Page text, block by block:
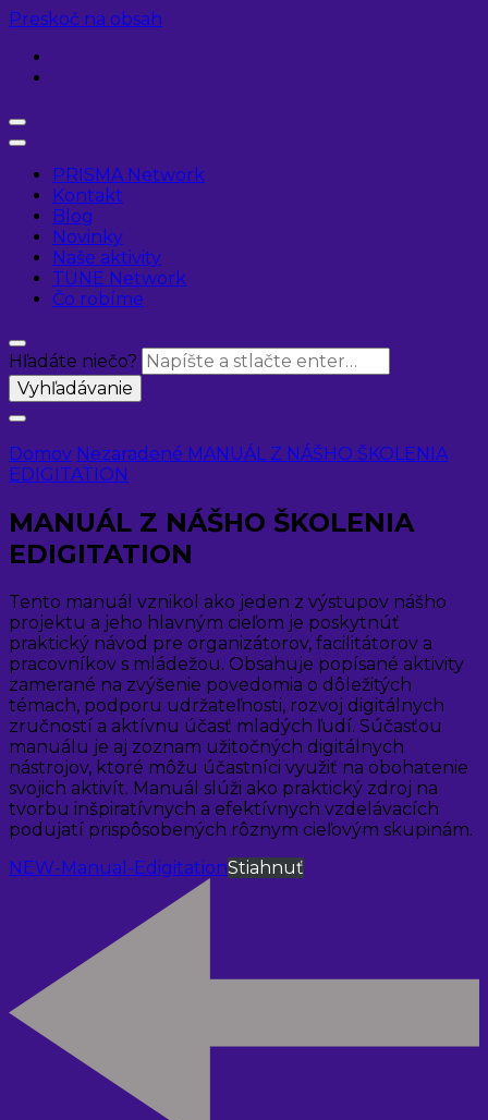
Preskoč na obsah
PRISMA Network
Kontakt
Blog
Novinky
Naše aktivity
TUNE Network
Čo robíme
Hľadáte niečo?
Domov Nezaradené MANUÁL Z NÁŠHO ŠKOLENIA
EDIGITATION
MANUÁL Z NÁŠHO ŠKOLENIA
EDIGITATION
Tento manuál vznikol ako jeden z výstupov nášho
projektu a jeho hlavným cieľom je poskytnúť
praktický návod pre organizátorov, facilitátorov a
pracovníkov s mládežou. Obsahuje popísané aktivity
zamerané na zvýšenie povedomia o dôležitých
témach, podporu udržateľnosti, rozvoj digitálnych
zručností a aktívnu účasť mladých ľudí. Súčasťou
manuálu je aj zoznam užitočných digitálnych
nástrojov, ktoré môžu účastníci využiť na obohatenie
svojich aktivít. Manuál slúži ako praktický zdroj na
tvorbu inšpiratívnych a efektívnych vzdelávacích
podujatí prispôsobených rôznym cieľovým skupinám.
NEW-Manual-EdigitationStiahnuť